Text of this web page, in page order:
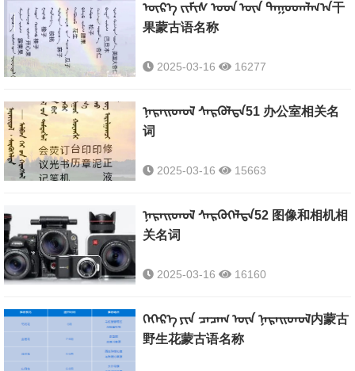
ᠦᠷ᠎ᠡ ᠵᠢᠮᠢᠰ ᠤᠳ ᠦᠨ ᠳᠠᠭᠣᠳᠠᠯᠭ᠎ᠠ干
果蒙古语名称
2025-03-16 16277
ᠨᠡᠷᠡᠢᠳᠦᠯ ᠰᠡᠷᠭᠦᠯᠲᠡ51 办公室相关名
词
2025-03-16 15663
ᠨᠠᠷᠡᠢᠳᠦᠯ ᠰᠡᠷᠭᠦᠭᠡᠯᠲᠡ52 图像和相机相
关名词
2025-03-16 16160
ᠬᠡᠭᠡᠷ᠎ᠡ ᠶᠢᠨ ᠴᠡᠴᠡᠭ ᠦᠨ ᠨᠡᠷᠡᠢᠳᠦᠯ内蒙古
野生花蒙古语名称